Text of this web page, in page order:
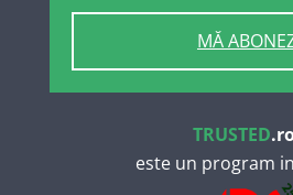
MĂ
TRUSTED
este un program